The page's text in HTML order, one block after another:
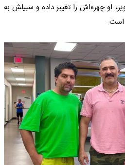
او چهره‌اش را تغییر داده و سبیلش به
است.